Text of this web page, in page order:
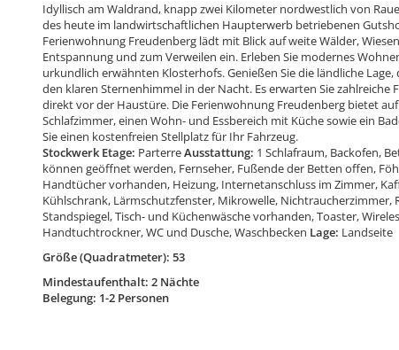
Idyllisch am Waldrand, knapp zwei Kilometer nordwestlich von
des heute im landwirtschaftlichen Haupterwerb betriebenen
Ferienwohnung Freudenberg lädt mit Blick auf weite Wälder,
Entspannung und zum Verweilen ein. Erleben Sie modernes
urkundlich erwähnten Klosterhofs. Genießen Sie die ländliche
den klaren Sternenhimmel in der Nacht. Es erwarten Sie
direkt vor der Haustüre. Die Ferienwohnung Freudenberg bietet
Schlafzimmer, einen Wohn- und Essbereich mit Küche sowie ein
Sie einen kostenfreien Stellplatz für Ihr Fahrzeug.
Stockwerk Etage: ParterreAusstattung: 1 Schlafraum, Backofen,
können geöffnet werden, Fernseher, Fußende der Betten offen,
Handtücher vorhanden, Heizung, Internetanschluss im Zimmer,
Kühlschrank, Lärmschutzfenster, Mikrowelle, Nichtraucherzimmer,
Standspiegel, Tisch- und Küchenwäsche vorhanden, Toaster,
Handtuchtrockner, WC und Dusche, Waschbecken Lage: Landseite
Größe (Quadratmeter): 53
Mindestaufenthalt: 2 Nächte
Belegung: 1-2 Personen